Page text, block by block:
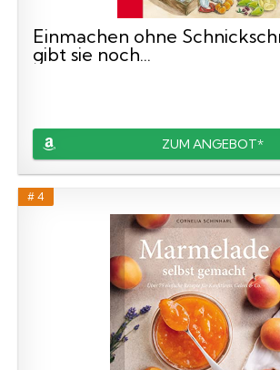
Einmachen ohne
gibt sie noch...
ZUM ANGEBOT*
# 4